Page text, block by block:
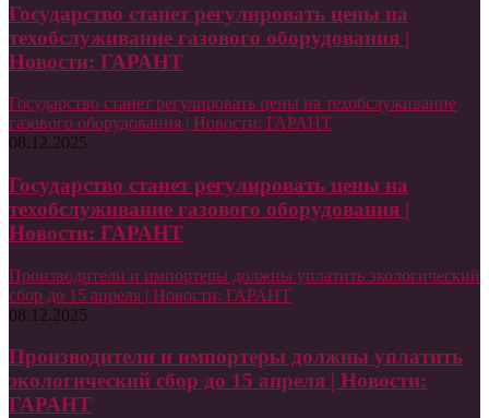
Государство станет регулировать цены на
техобслуживание газового оборудования |
Новости: ГАРАНТ
Государство станет регулировать цены на техобслуживание
газового оборудования | Новости: ГАРАНТ
08.12.2025
Государство станет регулировать цены на
техобслуживание газового оборудования |
Новости: ГАРАНТ
Производители и импортеры должны уплатить экологический
сбор до 15 апреля | Новости: ГАРАНТ
08.12.2025
Производители и импортеры должны уплатить
экологический сбор до 15 апреля | Новости:
ГАРАНТ